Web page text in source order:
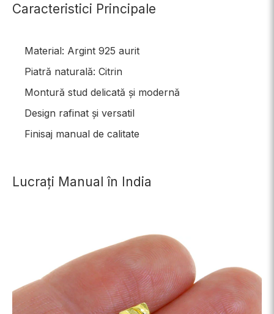
Caracteristici Principale
Material: Argint 925 aurit
Piatră naturală: Citrin
Montură stud delicată și modernă
Design rafinat și versatil
Finisaj manual de calitate
Lucrați Manual în India